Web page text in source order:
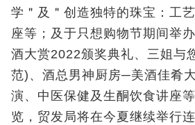
学＂及＂创造独特的珠宝：工
座等；及于只想购物节期间举
酒大赏2022颁奖典礼、三姐与
范)、酒总男神厨房─美酒佳肴
演、中医保健及生酮饮食讲座
览，贸发局将在今夏继续举行